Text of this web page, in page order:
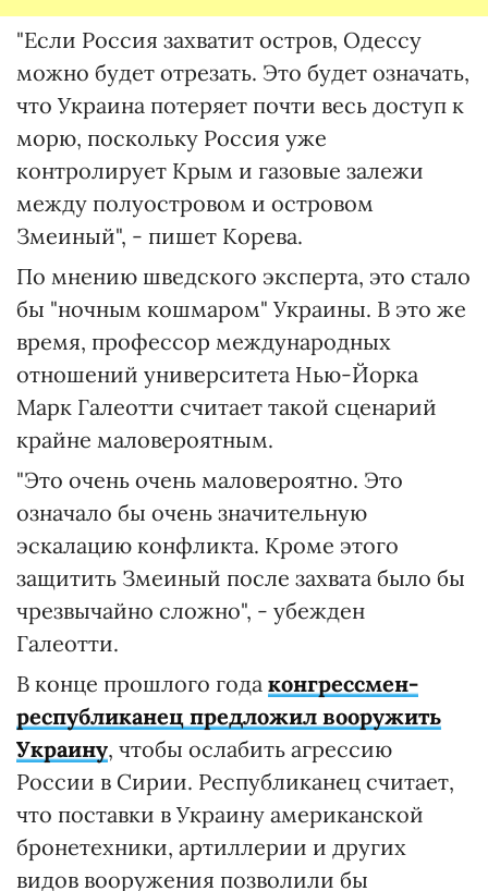
"Если Россия захватит остров, Одессу
можно будет отрезать. Это будет означать,
что Украина потеряет почти весь доступ к
морю, поскольку Россия уже
контролирует Крым и газовые залежи
между полуостровом и островом
Змеиный", - пишет Корева.
По мнению шведского эксперта, это стало
бы "ночным кошмаром" Украины. В это же
время, профессор международных
отношений университета Нью-Йорка
Марк Галеотти считает такой сценарий
крайне маловероятным.
"Это очень очень маловероятно. Это
означало бы очень значительную
эскалацию конфликта. Кроме этого
защитить Змеиный после захвата было бы
чрезвычайно сложно", - убежден
Галеотти.
В конце прошлого года конгрессмен-
республиканец предложил вооружить
Украину, чтобы ослабить агрессию
России в Сирии. Республиканец считает,
что поставки в Украину американской
бронетехники, артиллерии и других
видов вооружения позволили бы